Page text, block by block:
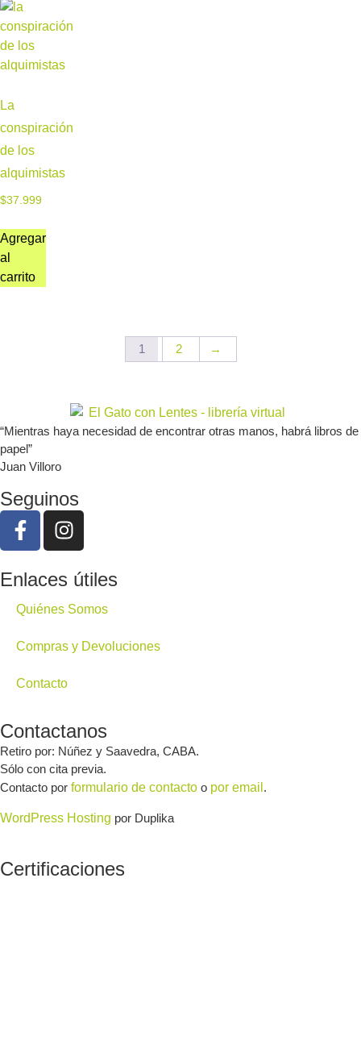
La
conspiración
de los
alquimistas
$37.999
Agregar
al
carrito
1 2 →
“Mientras haya necesidad de encontrar otras manos, habrá libros de
papel”
Juan Villoro
Seguinos
Enlaces útiles
Quiénes Somos
Compras y Devoluciones
Contacto
Contactanos
Retiro por: Núñez y Saavedra, CABA.
Sólo con cita previa.
Contacto por formulario de contacto o por email .
WordPress Hosting por Duplika
Certificaciones